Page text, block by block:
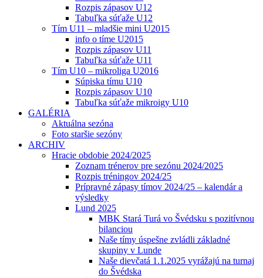
Rozpis zápasov U12
Tabuľka súťaže U12
Tím U11 – mladšie mini U2015
info o tíme U2015
Rozpis zápasov U11
Tabuľka súťaže U11
Tím U10 – mikroliga U2016
Súpiska tímu U10
Rozpis zápasov U10
Tabuľka súťaže mikroigy U10
GALÉRIA
Aktuálna sezóna
Foto staršie sezóny
ARCHIV
Hracie obdobie 2024/2025
Zoznam trénerov pre sezónu 2024/2025
Rozpis tréningov 2024/25
Prípravné zápasy tímov 2024/25 – kalendár a
výsledky
Lund 2025
MBK Stará Turá vo Švédsku s pozitívnou
bilanciou
Naše tímy úspešne zvládli základné
skupiny v Lunde
Naše dievčatá 1.1.2025 vyrážajú na turnaj
do Švédska